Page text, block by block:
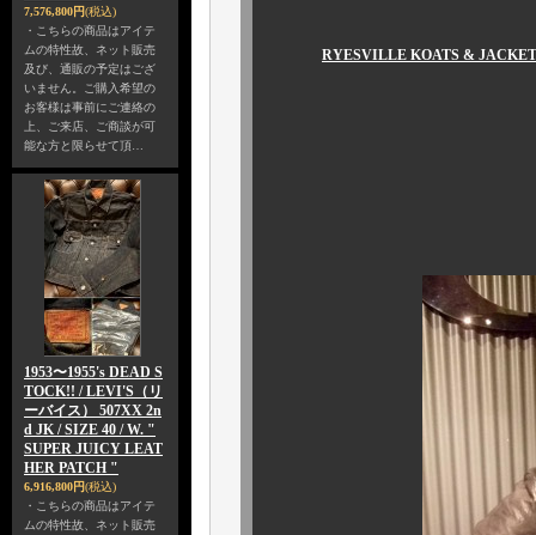
7,576,800円(税込)
・こちらの商品はアイテ
ムの特性故、ネット販売
及び、通販の予定はござ
いません。ご購入希望の
お客様は事前にご連絡の
上、ご来店、ご商談が可
能な方と限らせて頂…
1953〜1955's DEAD S
TOCK!! / LEVI'S（リ
ーバイス） 507XX 2n
d JK / SIZE 40 / W. "
SUPER JUICY LEAT
HER PATCH "
6,916,800円(税込)
・こちらの商品はアイテ
ムの特性故、ネット販売
RYESVILLE KOATS &